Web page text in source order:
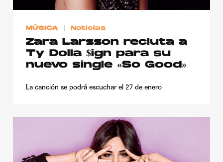
© 2015-2022 UMOMAG. PROPIEDAD DE UMO agency. TODOS LOS
DERECHOS RESERVADOS.
MÚSICA Noticias
Zara Larsson recluta a
Ty Dolla $ign para su
nuevo single «So Good»
La canción se podrá escuchar el 27 de enero